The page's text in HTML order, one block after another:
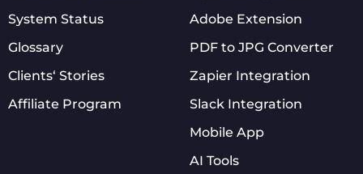
System Status
Glossary
Clients‘ Stories
Affiliate Program
Adobe Extension
PDF to JPG Converter
Zapier Integration
Slack Integration
Mobile App
AI Tools